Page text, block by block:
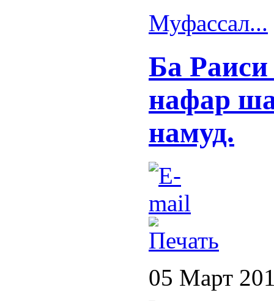
Муфассал...
Ба
нафар
намуд.
05 Март